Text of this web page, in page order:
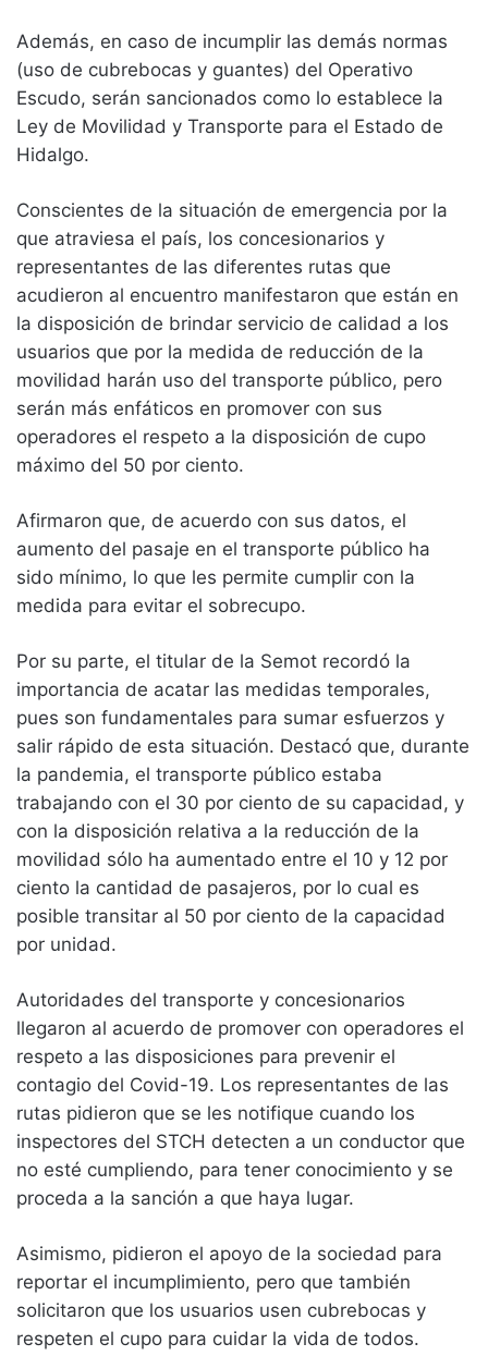
Además, en caso de incumplir las demás normas
(uso de cubrebocas y guantes) del Operativo
Escudo, serán sancionados como lo establece la
Ley de Movilidad y Transporte para el Estado de
Hidalgo.
Conscientes de la situación de emergencia por la
que atraviesa el país, los concesionarios y
representantes de las diferentes rutas que
acudieron al encuentro manifestaron que están en
la disposición de brindar servicio de calidad a los
usuarios que por la medida de reducción de la
movilidad harán uso del transporte público, pero
serán más enfáticos en promover con sus
operadores el respeto a la disposición de cupo
máximo del 50 por ciento.
Afirmaron que, de acuerdo con sus datos, el
aumento del pasaje en el transporte público ha
sido mínimo, lo que les permite cumplir con la
medida para evitar el sobrecupo.
Por su parte, el titular de la Semot recordó la
importancia de acatar las medidas temporales,
pues son fundamentales para sumar esfuerzos y
salir rápido de esta situación. Destacó que, durante
la pandemia, el transporte público estaba
trabajando con el 30 por ciento de su capacidad, y
con la disposición relativa a la reducción de la
movilidad sólo ha aumentado entre el 10 y 12 por
ciento la cantidad de pasajeros, por lo cual es
posible transitar al 50 por ciento de la capacidad
por unidad.
Autoridades del transporte y concesionarios
llegaron al acuerdo de promover con operadores el
respeto a las disposiciones para prevenir el
contagio del Covid-19. Los representantes de las
rutas pidieron que se les notifique cuando los
inspectores del STCH detecten a un conductor que
no esté cumpliendo, para tener conocimiento y se
proceda a la sanción a que haya lugar.
Asimismo, pidieron el apoyo de la sociedad para
reportar el incumplimiento, pero que también
solicitaron que los usuarios usen cubrebocas y
respeten el cupo para cuidar la vida de todos.